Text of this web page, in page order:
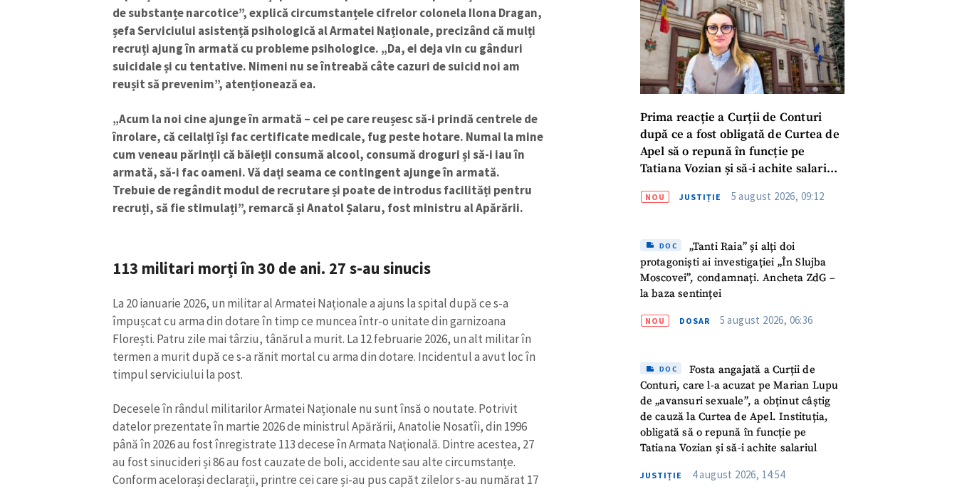
de substanțe narcotice”, explică circumstanțele cifrelorcolonela Ilona Dragan,
șefa Serviciului asistență psihologică al Armatei Naționale, precizând că mulți
recruți ajung în armată cu probleme psihologice. „Da, ei deja vin cu gânduri
suicidale și cu tentative. Nimeni nu se întreabă câte cazuri de suicid noi am
reușit să prevenim”, atenționează ea.
„Acum la noi cine ajunge în armată – cei pe care reușesc să-i prindă centrele de
înrolare, că ceilalți își fac certificate medicale, fug peste hotare. Numai la mine
cum veneau părinții că băieții consumă alcool, consumă droguri și să-i iau în
armată, să-i fac oameni. Vă dați seama ce contingent ajunge în armată.
Trebuie de regândit modul de recrutare și poate de introdus facilități pentru
recruți, să fie stimulați”, remarcă și Anatol Șalaru, fost ministru al Apărării.
113 militari morți în 30 de ani. 27 s-au sinucis
La 20 ianuarie 2026, un militar al Armatei Naționale a ajuns la spital după ce s-a
împușcat cu arma din dotare în timp ce muncea într-o unitate din garnizoana
Florești. Patru zile mai târziu, tânărul a murit. La 12 februarie 2026, un alt militar în
termen a murit după ce s-a rănit mortal cu arma din dotare. Incidentul a avut loc în
timpul serviciului la post.
Decesele în rândul militarilor Armatei Naționale nu sunt însă o noutate. Potrivit
datelor prezentate în martie 2026 de ministrul Apărării, Anatolie Nosatîi, din 1996
până în 2026 au fost înregistrate 113 decese în Armata Națională. Dintre acestea, 27
au fost sinucideri și 86 au fost cauzate de boli, accidente sau alte circumstanțe.
Conform acelorași declarații, printre cei care și-au pus capăt zilelor s-au numărat 17
Prima reacție a Curții de Conturi
după ce a fost obligată de Curtea de
Apel să o repună în funcție pe
Tatiana Vozian și să-i achite salariul
muncă”
NOU JUSTIȚIE 5 august 2026, 09:12
DOC
„Tanti Raia” și alți doi
protagoniști ai investigației „În Slujba
Moscovei”, condamnați. Ancheta ZdG –
la baza sentinței
NOU DOSAR 5 august 2026, 06:36
DOC
Fosta angajată a Curții de
Conturi, care l-a acuzat pe Marian Lupu
de „avansuri sexuale”, a obținut câștig
de cauză la Curtea de Apel. Instituția,
obligată să o repună în funcție pe
Tatiana Vozian și să-i achite salariul
JUSTIȚIE 4 august 2026, 14:54
ȘTIREA MEA
Fotografie
Link media + Link media
Mesajul știrei + Mesajul știrei
+ Emailul meu
+ Telefon personal
Am citit și sunt de acord cupolitica de